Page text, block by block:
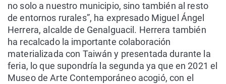
no solo a nuestro municipio, sino también al resto
de entornos rurales”, ha expresado Miguel Ángel
Herrera, alcalde de Genalguacil. Herrera también
ha recalcado la importante colaboración
materializada con Taiwán y presentada durante la
feria, lo que supondría la segunda ya que en 2021 el
Museo de Arte Contemporáneo acogió, con el